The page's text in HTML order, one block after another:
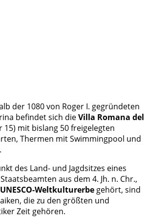
der 1080 von Roger I. gegründeten
befindet sich dieVilla Romana del
15) mit bislang 50 freigelegten
Thermen mit Swimmingpool und
des Land- und Jagdsitzes eines
aus dem 4. Jh. n. Chr.,
UNESCO-Weltkulturerbe gehört, sind
die zu den größten und
Zeit gehören.